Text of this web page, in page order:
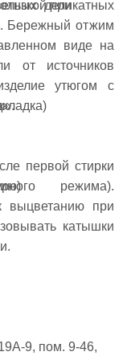
деликатных
Бережный отжим
виде на
от источников
утюгом с
первой стирки
режима).
выцветанию при
катышки
при
9, пом. 9-46,